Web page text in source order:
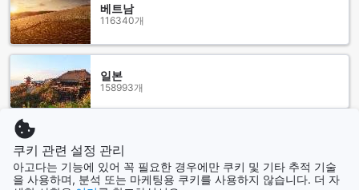
베트남
116340개
일본
158993개
2690개
쿠키 관련 설정 관리
아고다는 기능에 있어 꼭 필요한 경우에만 쿠키 및 기타 추적 기술
을 사용하며, 분석 또는 마케팅용 쿠키를 사용하지 않습니다. 더 자